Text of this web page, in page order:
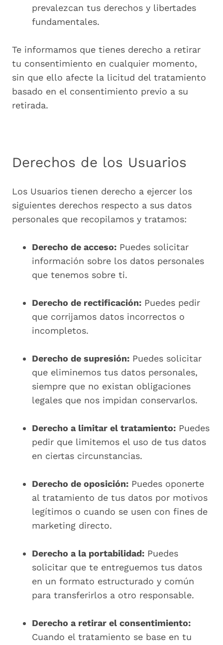
prevalezcan tus derechos y libertades
fundamentales.
Te informamos que tienes derecho a retirar
tu consentimiento en cualquier momento,
sin que ello afecte la licitud del tratamiento
basado en el consentimiento previo a su
retirada.
Derechos de los Usuarios
Los Usuarios tienen derecho a ejercer los
siguientes derechos respecto a sus datos
personales que recopilamos y tratamos:
Derecho de acceso: Puedes solicitar
información sobre los datos personales
que tenemos sobre ti.
Derecho de rectificación: Puedes pedir
que corrijamos datos incorrectos o
incompletos.
Derecho de supresión: Puedes solicitar
que eliminemos tus datos personales,
siempre que no existan obligaciones
legales que nos impidan conservarlos.
Derecho a limitar el tratamiento: Puedes
pedir que limitemos el uso de tus datos
en ciertas circunstancias.
Derecho de oposición: Puedes oponerte
al tratamiento de tus datos por motivos
legítimos o cuando se usen con fines de
marketing directo.
Derecho a la portabilidad: Puedes
solicitar que te entreguemos tus datos
en un formato estructurado y común
para transferirlos a otro responsable.
Derecho a retirar el consentimiento:
Cuando el tratamiento se base en tu